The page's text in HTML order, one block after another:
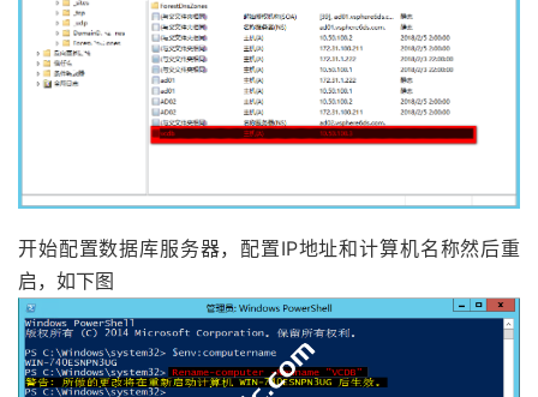
开始配置数据库服务器，配置IP地址和计算机名称然后重
启，如下图